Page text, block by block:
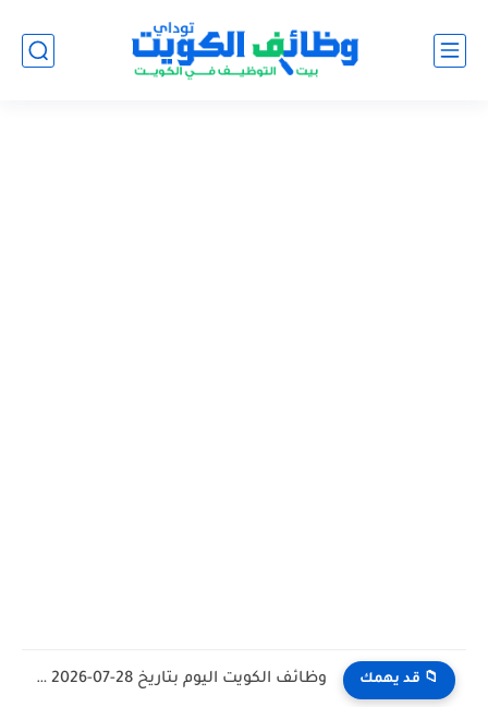
📁 قد يهمك وظيفة مندوب عام في شركة مواد غذائية بالكويت General Public...